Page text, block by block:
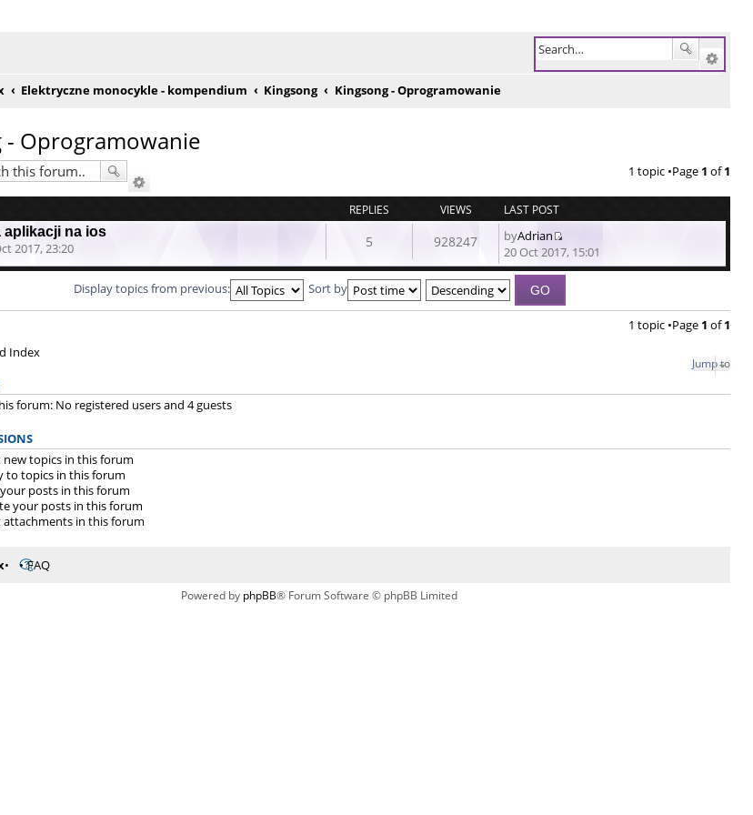
Elektryczne monocykle - kompendium Kingsong Kingsong - Oprogramowanie
- Oprogramowanie
1 topic •Page 1 of1
REPLIES VIEWS
LAST POST
aplikacji na ios
2017, 23:20 5 928247 byAdrian
View
the
20 Oct 2017, 15:01
Display topics from previous: Sort by
1 topic •Page 1 of1
Index
Jump to
forum: No registered users and 4 guests
new topics in this forum
to topics in this forum
posts in this forum
your posts in this forum
attachments in this forum
FAQ
Powered by phpBB® Forum Software © phpBB Limited